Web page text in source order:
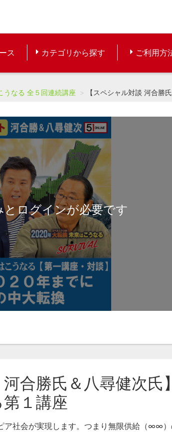
ス カテゴリから探す ご利用方
うなる 全５回連続講座 【スペシャル対談 河合勝
とログインが必要です
河合勝氏＆八尋健次
１講座
社会が実現します。つまり無限供給（∞∞